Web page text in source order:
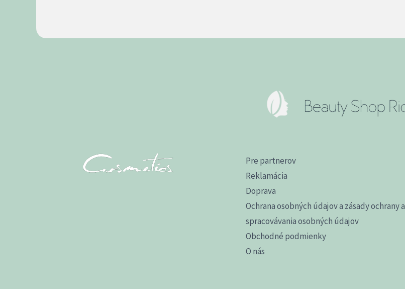
Pre partnerov
Reklamácia
Doprava
Ochrana osobných údajov a zásady ochrany a
spracovávania osobných údajov
Obchodné podmienky
O nás